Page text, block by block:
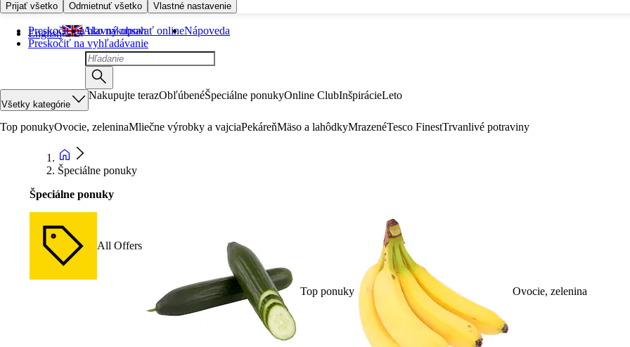
Prijať všetko Odmietnuť všetko Vlastné nastavenie
Preskočiť na hlavný obsah
Preskočiť na vyhľadávanie
English Ako nakupovať onlineNápoveda
Všetky kategórie
Nakupujte terazObľúbenéŠpeciálne ponukyOnline ClubInšpirácieLeto
Top ponukyOvocie, zeleninaMliečne výrobky a vajciaPekáreňMäso a lahôdkyMrazenéTesco FinestTrvanlivé potraviny
Špeciálne ponuky
Špeciálne ponuky
All Offers
Top ponuky Ovocie, zelenina